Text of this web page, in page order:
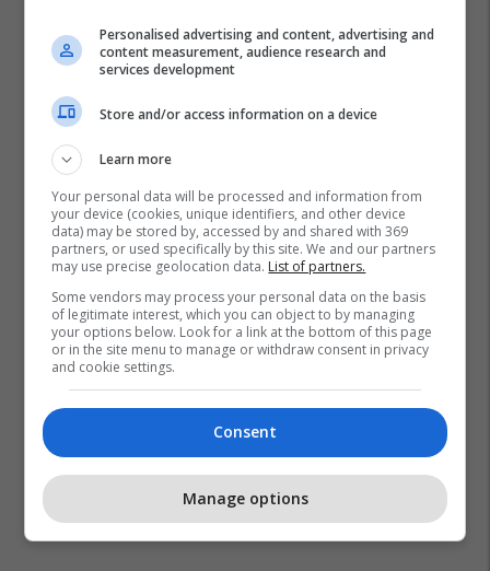
Personalised advertising and content, advertising and
content measurement, audience research and
services development
Store and/or access information on a device
Learn more
Your personal data will be processed and information from
your device (cookies, unique identifiers, and other device
data) may be stored by, accessed by and shared with 369
partners, or used specifically by this site. We and our partners
may use precise geolocation data. List of partners.
Some vendors may process your personal data on the basis
of legitimate interest, which you can object to by managing
your options below. Look for a link at the bottom of this page
or in the site menu to manage or withdraw consent in privacy
and cookie settings.
Consent
Manage options